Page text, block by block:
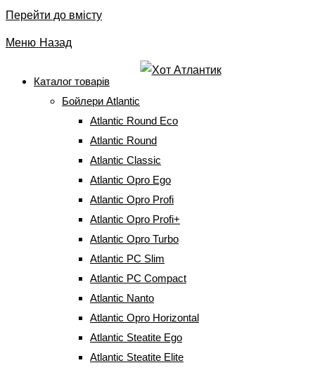
Перейти до вмісту
Меню Назад
Каталог товарів
Бойлери Atlantic
Atlantic Round Eco
Atlantic Round
Atlantic Classic
Atlantic Opro Ego
Atlantic Opro Profi
Atlantic Opro Profi+
Atlantic Opro Turbo
Atlantic PC Slim
Atlantic PC Compact
Atlantic Nanto
Atlantic Opro Horizontal
Atlantic Steatite Ego
Atlantic Steatite Elite
Блог
⇒
Бойлер чи центральне водопостачання? Що вигідніше?
Бойлер чи центральне водопостачання?
Що вигідніше?
Автор запису:emeresel4
Запис опубліковано:05.11.2019
Категорія запису:
Без категорії